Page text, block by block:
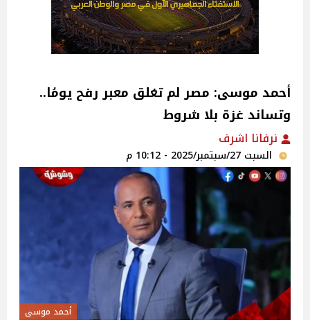
أحمد موسى: مصر لم تغلق معبر رفح يومُا..
وتساند غزة بلا شروط
نرفانا اشرف
السبت 27/سبتمبر/2025 - 10:12 م
أحمد موسى